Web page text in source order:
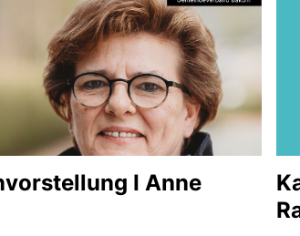
I Anne